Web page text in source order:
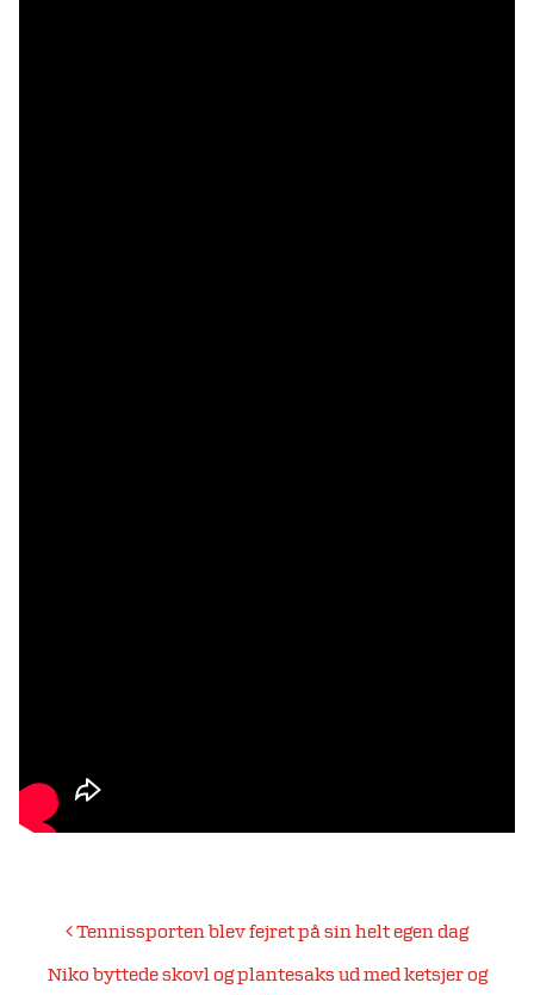
Indlægsnavigation
Tennissporten blev fejret på sin helt egen dag
Niko byttede skovl og plantesaks ud med ketsjer og